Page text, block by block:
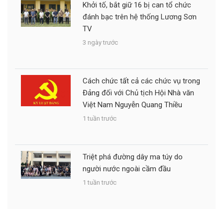
Khởi tố, bắt giữ 16 bị can tổ chức
đánh bạc trên hệ thống Lương Sơn
TV
3 ngày trước
Cách chức tất cả các chức vụ trong
Đảng đối với Chủ tịch Hội Nhà văn
Việt Nam Nguyễn Quang Thiều
1 tuần trước
Triệt phá đường dây ma túy do
người nước ngoài cầm đầu
1 tuần trước